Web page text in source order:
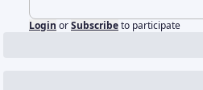
Login orSubscribeto participate